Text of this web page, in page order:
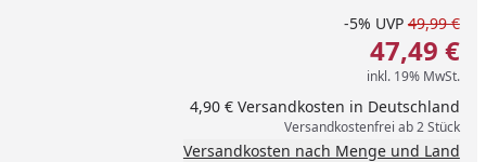
-5% UVP 49,99 €
47,49 €
inkl. 19% MwSt.
4,90 € Versandkosten in Deutschland
Versandkostenfrei ab 2 Stück
Versandkosten nach Menge und Land